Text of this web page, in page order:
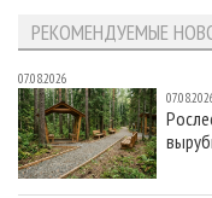
РЕКОМЕНДУЕМЫЕ
07.08.2026